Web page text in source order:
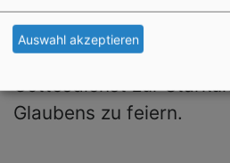
"Menschen in die Mitte
uns, gemeinsam mit
Gottesdienst zur
Glaubens zu feiern.
Auswahl akzeptieren